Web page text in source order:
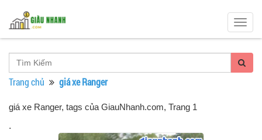
Trang chủ giá xe Ranger
giá xe Ranger, tags của GiauNhanh.com, Trang 1
.